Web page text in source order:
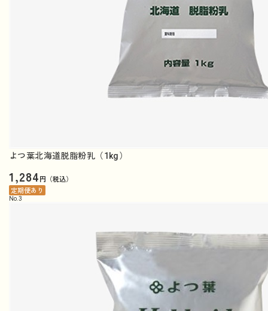
よつ葉北海道脱脂粉乳（1kg）
1,284円（税込）
定期便あり
No. 3